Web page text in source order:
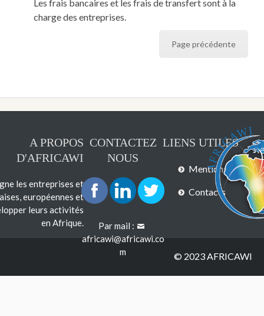
Les frais bancaires et les frais de transfert sont à la
charge des entreprises.
Page précédente
A PROPOS
D'AFRICAWI
les entreprises et
européennes et
leurs activités
en Afrique.
CONTACTEZ
NOUS
Par mail :
africawi@africawi.co
m
LIENS UTILES
Mentions légales
Contacts
© 2023 AFRICAWI